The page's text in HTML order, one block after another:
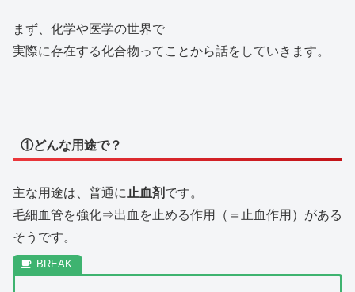
まず、化学や医学の世界で
実際に存在する化合物ってことから話をしていきます。
①どんな用途で？
主な用途は、普通に 止血剤 です。
毛細血管を強化⇒出血を止める作用（＝止血作用）がある
そうです。